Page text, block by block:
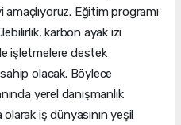
Eğitim programı
karbon ayak izi
işletmelere destek
olacak. Böylece
yerel danışmanlık
iş dünyasının yeşil